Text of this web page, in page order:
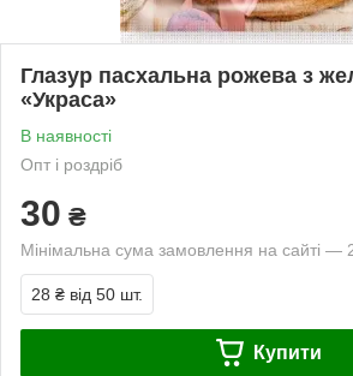
Глазур пасхальна рожева з
«Украса»
В наявності
Опт і роздріб
30 ₴
Мінімальна сума замовлення на сайті —
28 ₴ від 50 шт.
Купити